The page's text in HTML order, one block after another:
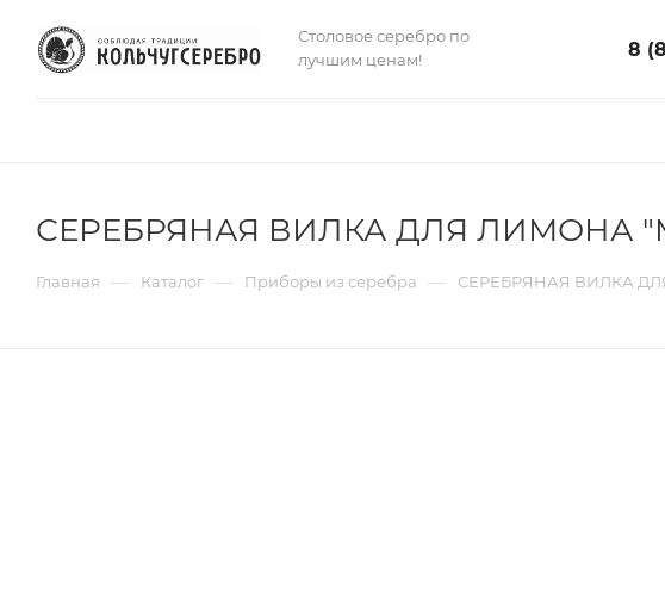
Столовое серебро по
лучшим ценам!
8
СЕРЕБРЯНАЯ ВИЛКА ДЛЯ ЛИМОНА
Главная — Каталог — Приборы из серебра — СЕРЕБРЯНАЯ ВИЛКА